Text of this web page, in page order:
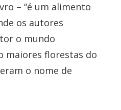
– “é um alimento
os autores
o mundo
maiores florestas do
o nome de